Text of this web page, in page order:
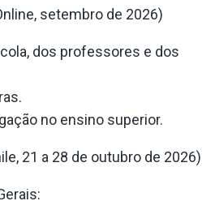
setembro de 2026)
dos professores e dos
no ensino superior.
21 a 28 de outubro de 2026)